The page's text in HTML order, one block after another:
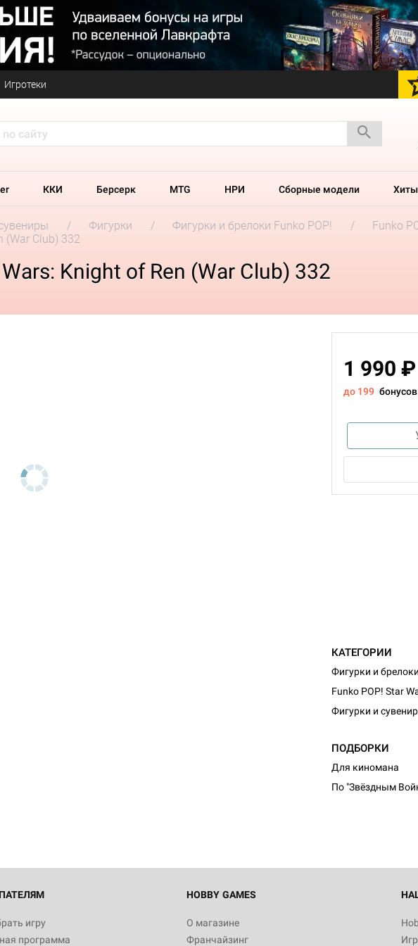
Игротеки
ККИ Берсерк MTG НРИ Сборные модели Хиты
Фигурки Фигурки и брелоки Funko POP!
Funko
(War Club) 332
Knight of Ren (War Club) 332
1 990 ₽
до 199
КАТЕГОРИИ
Фигурки и
Funko POP! Star
Фигурки и
ПОДБОРКИ
Для киномана
По "Звёздным
игру
программа
HOBBY GAMES
О магазине
Франчайзинг
Настольная игра Hobby World Журнал
"Мир фантастики. Спецвыпуск: Братья
империи: Боевая тревога
799